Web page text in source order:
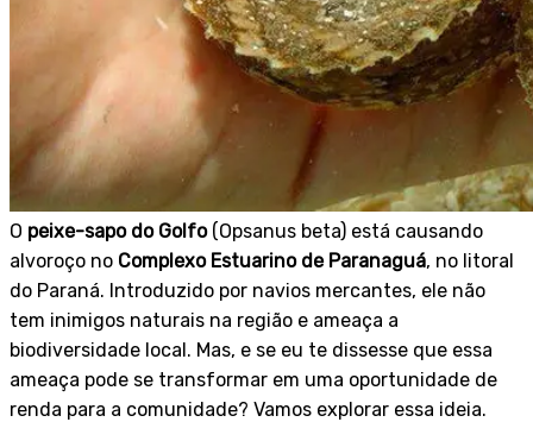
O peixe-sapo do Golfo(Opsanus beta) está causando
alvoroço no Complexo Estuarino de Paranaguá, no litoral
do Paraná. Introduzido por navios mercantes, ele não
tem inimigos naturais na região e ameaça a
biodiversidade local. Mas, e se eu te dissesse que essa
ameaça pode se transformar em uma oportunidade de
renda para a comunidade? Vamos explorar essa ideia.